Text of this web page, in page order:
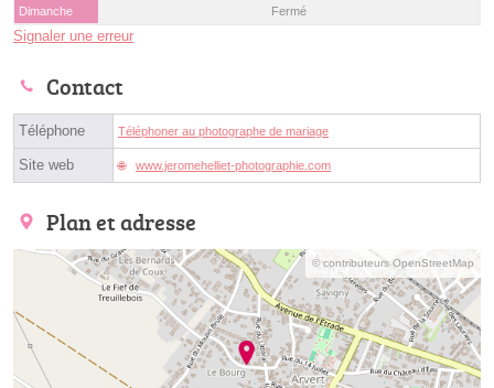
Dimanche
Fermé
Signaler une erreur
Contact
Téléphone Téléphoner au photographe de mariage
Site web www.jeromehelliet-photographie.com
Plan et adresse
© contributeurs OpenStreetMap